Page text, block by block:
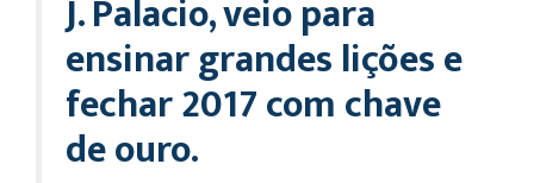
J. Palacio, veio para
ensinar grandes lições e
fechar 2017 com chave
de ouro.